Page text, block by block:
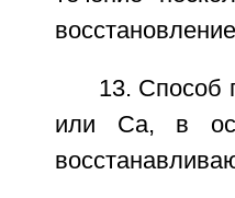
13. Способ
или Ca, в